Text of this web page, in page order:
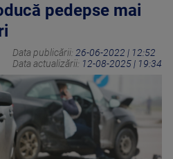
pedepse mai
Data publicării: 26-06-2022 | 12:52
Data actualizării: 12-08-2025 | 19:34